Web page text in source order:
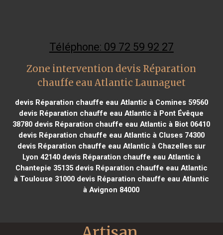
Téléphone: 09 72 59 92 27
Zone intervention devis Réparation
chauffe eau Atlantic Launaguet
devis Réparation chauffe eau Atlantic à Comines 59560
devis Réparation chauffe eau Atlantic à Pont Évêque
38780 devis Réparation chauffe eau Atlantic à Biot 06410
devis Réparation chauffe eau Atlantic à Cluses 74300
devis Réparation chauffe eau Atlantic à Chazelles sur
Lyon 42140devis Réparation chauffe eau Atlantic à
Chantepie 35135devis Réparation chauffe eau Atlantic
à Toulouse 31000devis Réparation chauffe eau Atlantic
à Avignon 84000